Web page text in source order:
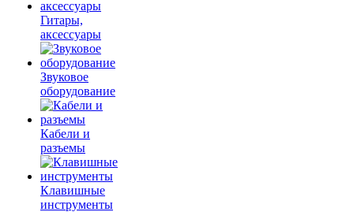
Гитары,
аксессуары
Звуковое
оборудование
Кабели и
разъемы
Клавишные
инструменты